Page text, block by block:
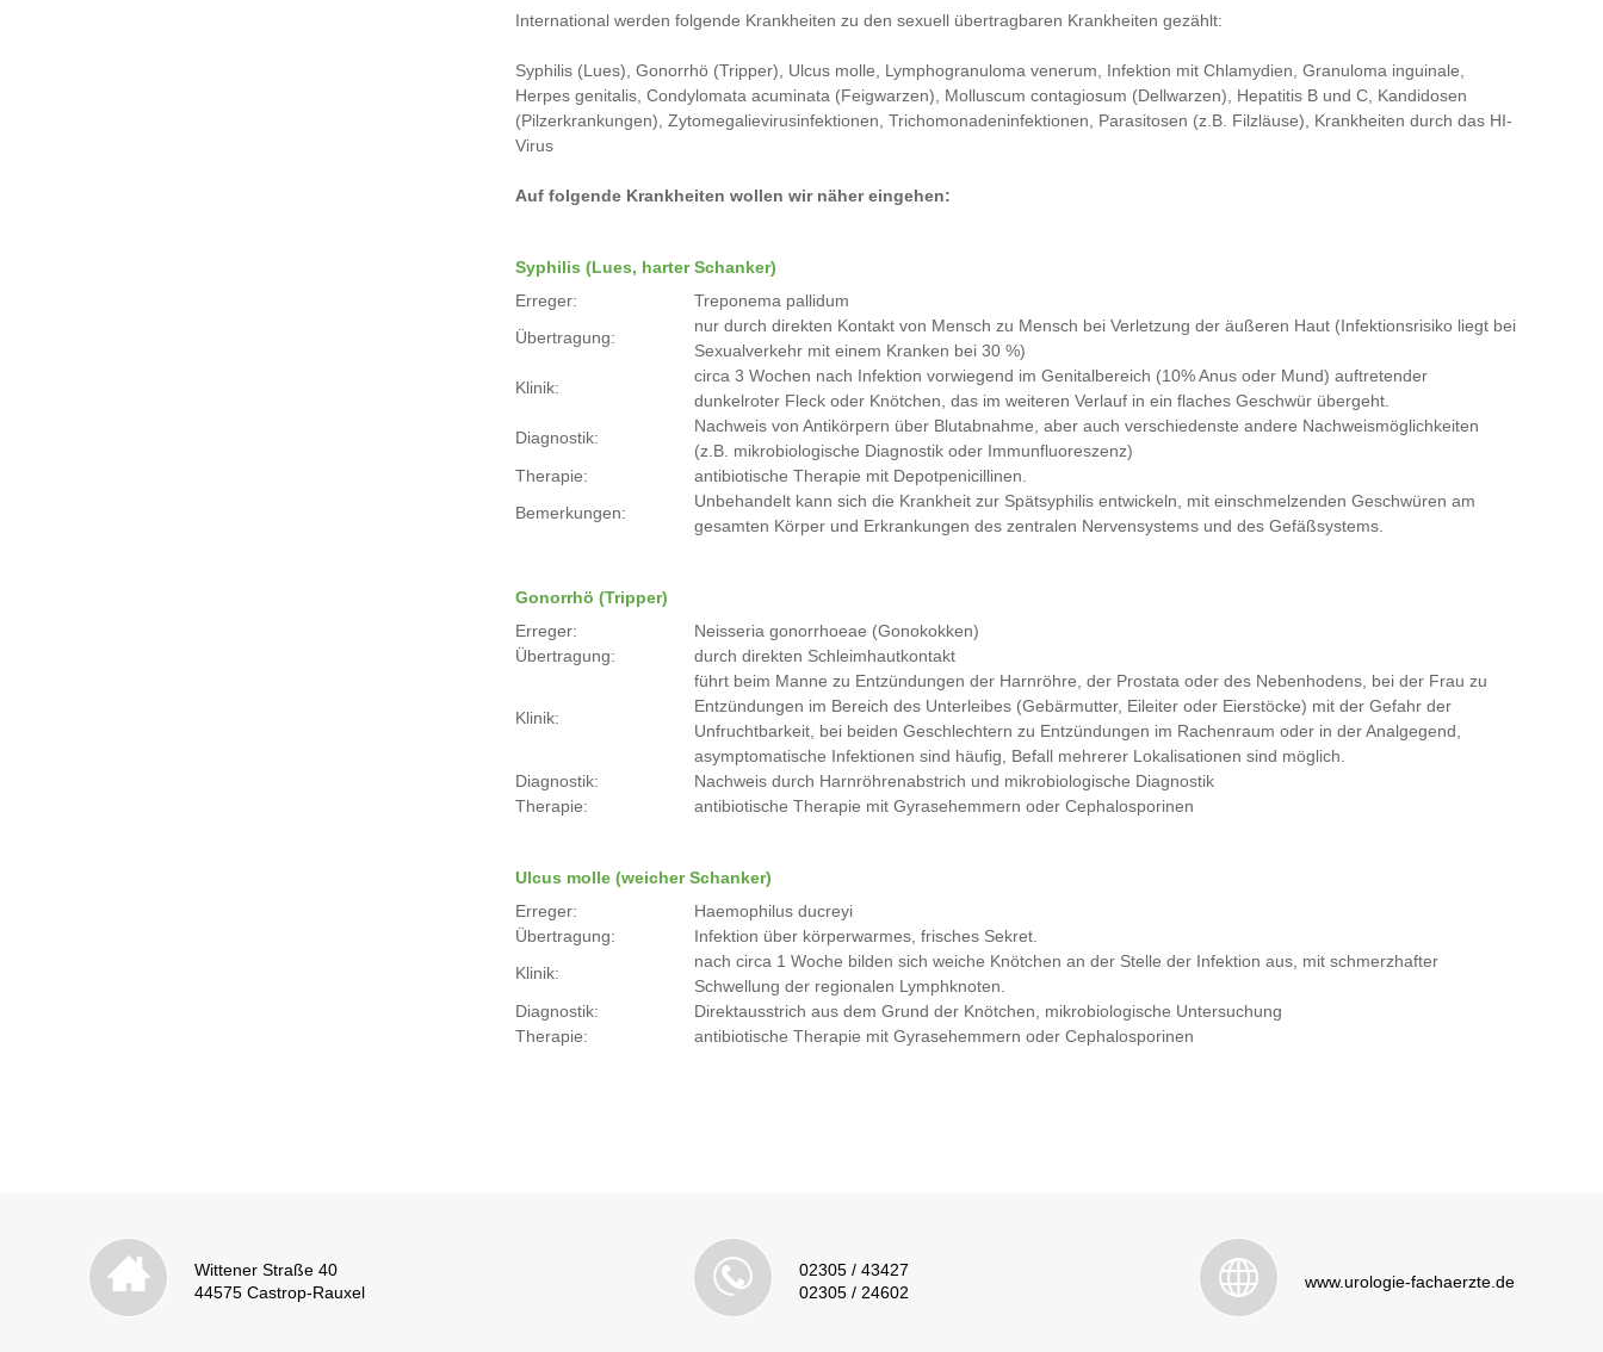
International werden folgende Krankheiten zu den sexuell übertragbaren Krankheiten gezählt:
Syphilis (Lues), Gonorrhö (Tripper), Ulcus molle, Lymphogranuloma venerum, Infektion mit Chlamydien, Granuloma inguinale,
Herpes genitalis, Condylomata acuminata (Feigwarzen), Molluscum contagiosum (Dellwarzen), Hepatitis B und C, Kandidosen
(Pilzerkrankungen), Zytomegalievirusinfektionen, Trichomonadeninfektionen, Parasitosen (z.B. Filzläuse), Krankheiten durch das HI-
Virus
Auf folgende Krankheiten wollen wir näher eingehen:
Syphilis (Lues, harter Schanker)
Erreger:
Treponema pallidum
Übertragung:
nur durch direkten Kontakt von Mensch zu Mensch bei Verletzung der äußeren Haut (Infektionsrisiko liegt bei
Sexualverkehr mit einem Kranken bei 30 %)
Klinik:
circa 3 Wochen nach Infektion vorwiegend im Genitalbereich (10% Anus oder Mund) auftretender
dunkelroter Fleck oder Knötchen, das im weiteren Verlauf in ein flaches Geschwür übergeht.
Diagnostik:
Nachweis von Antikörpern über Blutabnahme, aber auch verschiedenste andere Nachweismöglichkeiten
(z.B. mikrobiologische Diagnostik oder Immunfluoreszenz)
Therapie:
antibiotische Therapie mit Depotpenicillinen.
Bemerkungen:
Unbehandelt kann sich die Krankheit zur Spätsyphilis entwickeln, mit einschmelzenden Geschwüren am
gesamten Körper und Erkrankungen des zentralen Nervensystems und des Gefäßsystems.
Gonorrhö (Tripper)
Erreger:
Neisseria gonorrhoeae (Gonokokken)
Übertragung:
durch direkten Schleimhautkontakt
Klinik:
führt beim Manne zu Entzündungen der Harnröhre, der Prostata oder des Nebenhodens, bei der Frau zu
Entzündungen im Bereich des Unterleibes (Gebärmutter, Eileiter oder Eierstöcke) mit der Gefahr der
Unfruchtbarkeit, bei beiden Geschlechtern zu Entzündungen im Rachenraum oder in der Analgegend,
asymptomatische Infektionen sind häufig, Befall mehrerer Lokalisationen sind möglich.
Diagnostik:
Nachweis durch Harnröhrenabstrich und mikrobiologische Diagnostik
Therapie:
antibiotische Therapie mit Gyrasehemmern oder Cephalosporinen
Ulcus molle (weicher Schanker)
Erreger:
Haemophilus ducreyi
Übertragung:
Infektion über körperwarmes, frisches Sekret.
Klinik:
nach circa 1 Woche bilden sich weiche Knötchen an der Stelle der Infektion aus, mit schmerzhafter
Schwellung der regionalen Lymphknoten.
Diagnostik:
Direktausstrich aus dem Grund der Knötchen, mikrobiologische Untersuchung
Therapie:
antibiotische Therapie mit Gyrasehemmern oder Cephalosporinen
Wittener Straße 40
44575 Castrop-Rauxel
02305 / 43427
02305 / 24602
www.urologie-fachaerzte.de